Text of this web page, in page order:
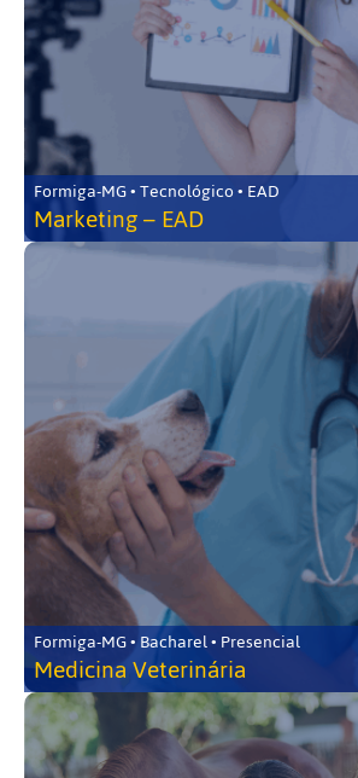
Formiga-MG • Tecnológico • EAD
Marketing – EAD
Formiga-MG • Bacharel • Presencial
Medicina Veterinária